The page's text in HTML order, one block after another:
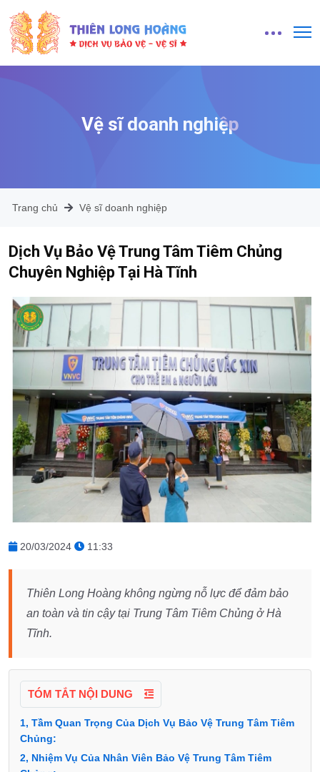
Vệ sĩ doanh nghiệp
Trang chủ Vệ sĩ doanh nghiệp
Dịch Vụ Bảo Vệ Trung Tâm Tiêm Chủng
Chuyên Nghiệp Tại Hà Tĩnh
20/03/2024 11:33
Thiên Long Hoàng không ngừng nỗ lực để đảm bảo
an toàn và tin cậy tại Trung Tâm Tiêm Chủng ở Hà
Tĩnh.
TÓM TẮT NỘI DUNG
1, Tầm Quan Trọng Của Dịch Vụ Bảo Vệ Trung Tâm Tiêm
Chủng:
2, Nhiệm Vụ Của Nhân Viên Bảo Vệ Trung Tâm Tiêm